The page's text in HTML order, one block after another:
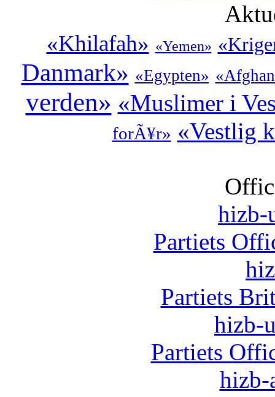
«Khilafah» «Yemen»
Danmark» «Egypten»
verden» «Muslimer i
forÃ¥r» «Vestlig
hizb-
Partiets
Partiets
hizb-
Partiets
hizb-